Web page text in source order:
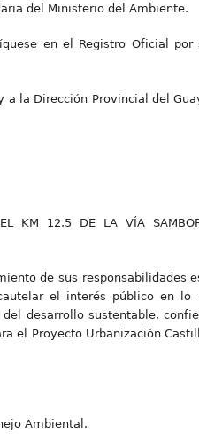
del Ministerio del Ambiente.
en el Registro Oficial
la Dirección Provincial del
EL KM 12.5 DE LA VÍA
de sus responsabilidades
el interés público en lo
desarrollo sustentable,
el Proyecto Urbanización
Ambiental.